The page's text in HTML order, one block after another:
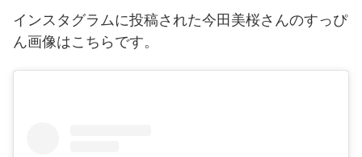
インスタグラムに投稿された今田美桜さんのすっぴ
ん画像はこちらです。